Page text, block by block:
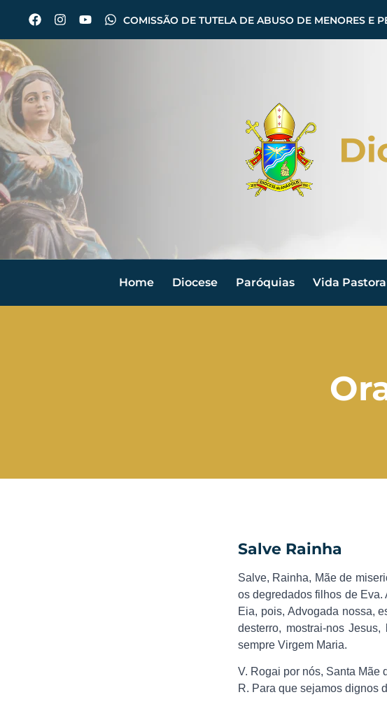
COMISSÃO DE TUTELA DE ABUSO DE MENORES E
Home Diocese Paróquias Vida
Salve Rainha
Salve, Rainha, Mãe de
os degredados filhos de Eva.
Eia, pois, Advogada nossa,
desterro, mostrai-nos
sempre Virgem Maria.
V. Rogai por nós, Santa Mãe
R. Para que sejamos dignos